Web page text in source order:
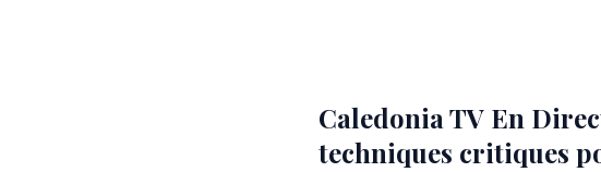
Caledonia TV En
techniques critiques